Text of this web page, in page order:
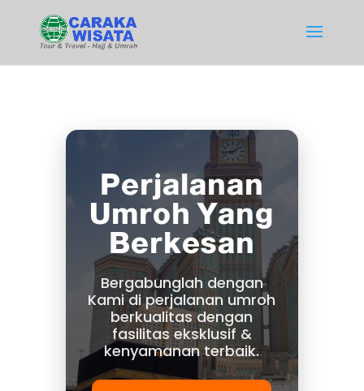
Perjalanan
Umroh Yang
Berkesan
Bergabunglah dengan
Kami di perjalanan umroh
berkualitas dengan
fasilitas eksklusif &
kenyamanan terbaik.